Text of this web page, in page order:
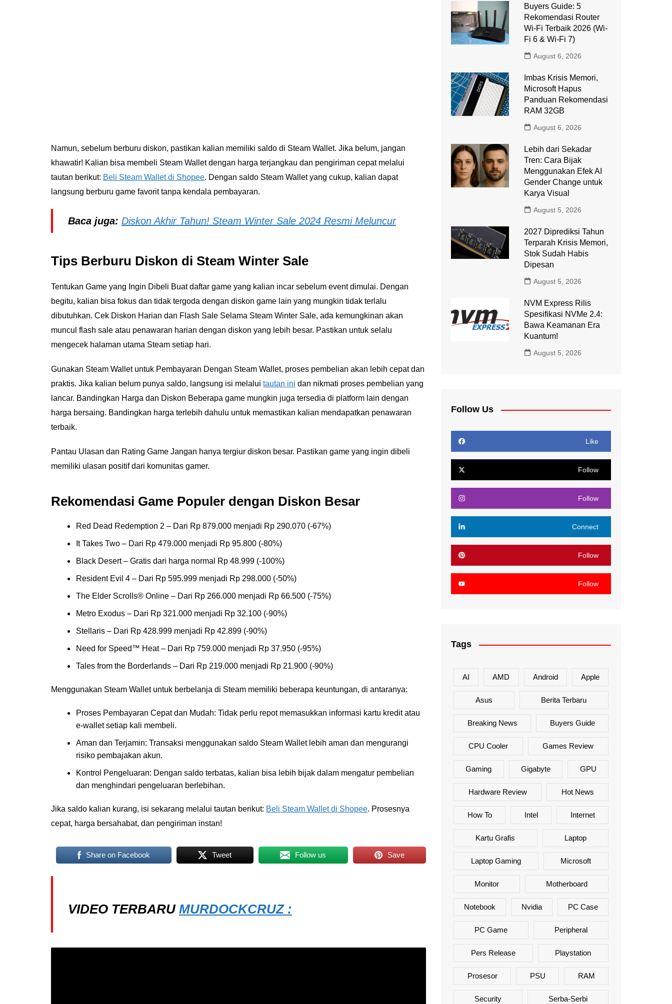
Namun, sebelum berburu diskon, pastikan kalian memiliki saldo di Steam Wallet. Jika belum, jangan
khawatir! Kalian bisa membeli Steam Wallet dengan harga terjangkau dan pengiriman cepat melalui
tautan berikut: Beli Steam Wallet di Shopee. Dengan saldo Steam Wallet yang cukup, kalian dapat
langsung berburu game favorit tanpa kendala pembayaran.
Baca juga: Diskon Akhir Tahun! Steam Winter Sale 2024 Resmi Meluncur
Tips Berburu Diskon di Steam Winter Sale
Tentukan Game yang Ingin Dibeli Buat daftar game yang kalian incar sebelum event dimulai. Dengan
begitu, kalian bisa fokus dan tidak tergoda dengan diskon game lain yang mungkin tidak terlalu
dibutuhkan. Cek Diskon Harian dan Flash Sale Selama Steam Winter Sale, ada kemungkinan akan
muncul flash sale atau penawaran harian dengan diskon yang lebih besar. Pastikan untuk selalu
mengecek halaman utama Steam setiap hari.
Gunakan Steam Wallet untuk Pembayaran Dengan Steam Wallet, proses pembelian akan lebih cepat dan
praktis. Jika kalian belum punya saldo, langsung isi melalui tautan ini dan nikmati proses pembelian yang
lancar. Bandingkan Harga dan Diskon Beberapa game mungkin juga tersedia di platform lain dengan
harga bersaing. Bandingkan harga terlebih dahulu untuk memastikan kalian mendapatkan penawaran
terbaik.
Pantau Ulasan dan Rating Game Jangan hanya tergiur diskon besar. Pastikan game yang ingin dibeli
memiliki ulasan positif dari komunitas gamer.
Rekomendasi Game Populer dengan Diskon Besar
Red Dead Redemption 2 – Dari Rp 879.000 menjadi Rp 290.070 (-67%)
It Takes Two – Dari Rp 479.000 menjadi Rp 95.800 (-80%)
Black Desert – Gratis dari harga normal Rp 48.999 (-100%)
Resident Evil 4 – Dari Rp 595.999 menjadi Rp 298.000 (-50%)
The Elder Scrolls® Online – Dari Rp 266.000 menjadi Rp 66.500 (-75%)
Metro Exodus – Dari Rp 321.000 menjadi Rp 32.100 (-90%)
Stellaris – Dari Rp 428.999 menjadi Rp 42.899 (-90%)
Need for Speed™ Heat – Dari Rp 759.000 menjadi Rp 37.950 (-95%)
Tales from the Borderlands – Dari Rp 219.000 menjadi Rp 21.900 (-90%)
Menggunakan Steam Wallet untuk berbelanja di Steam memiliki beberapa keuntungan, di antaranya:
Proses Pembayaran Cepat dan Mudah: Tidak perlu repot memasukkan informasi kartu kredit atau
e-wallet setiap kali membeli.
Aman dan Terjamin: Transaksi menggunakan saldo Steam Wallet lebih aman dan mengurangi
risiko pembajakan akun.
Kontrol Pengeluaran: Dengan saldo terbatas, kalian bisa lebih bijak dalam mengatur pembelian
dan menghindari pengeluaran berlebihan.
Jika saldo kalian kurang, isi sekarang melalui tautan berikut: Beli Steam Wallet di Shopee. Prosesnya
cepat, harga bersahabat, dan pengiriman instan!
Share on Facebook Tweet Follow us Save
VIDEO TERBARU MURDOCKCRUZ :
Buyers Guide: 5
Rekomendasi Router
Wi-Fi Terbaik 2026 (Wi-
Fi 6 & Wi-Fi 7)
August 6, 2026
Imbas Krisis Memori,
Microsoft Hapus
Panduan Rekomendasi
RAM 32GB
August 6, 2026
Lebih dari Sekadar
Tren: Cara Bijak
Menggunakan Efek AI
Gender Change untuk
Karya Visual
August 5, 2026
2027 Diprediksi Tahun
Terparah Krisis Memori,
Stok Sudah Habis
Dipesan
August 5, 2026
NVM Express Rilis
Spesifikasi NVMe 2.4:
Bawa Keamanan Era
Kuantum!
August 5, 2026
Follow Us
Like
Follow
Follow
Connect
Follow
Follow
Tags
AI AMD Android Apple
Asus Berita Terbaru
Breaking News Buyers Guide
CPU Cooler Games Review
Gaming Gigabyte GPU
Hardware Review Hot News
How To Intel Internet
Kartu Grafis Laptop
Laptop Gaming Microsoft
Monitor Motherboard
Notebook Nvidia PC Case
PC Game Peripheral
Pers Release Playstation
Prosesor PSU RAM
Security Serba-Serbi